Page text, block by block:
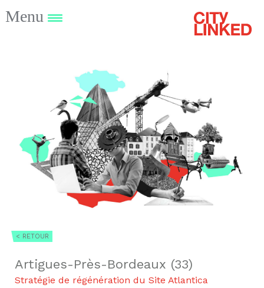
< RETOUR
Artigues-Près-Bordeaux (33)
Stratégie de régénération du Site Atlantica
Menu